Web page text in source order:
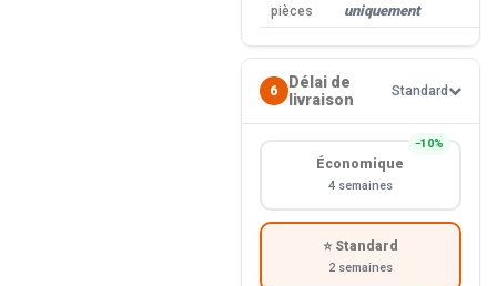
pièces
uniquement
6
Délai de
livraison
Standard
−10%
Économique
4 semaines
⭐ Standard
2 semaines